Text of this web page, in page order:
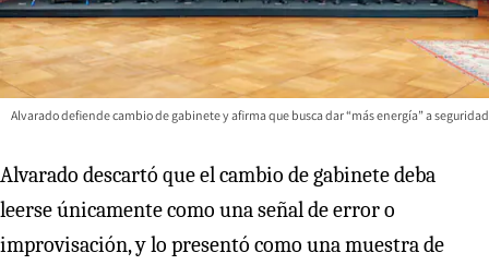
Alvarado defiende cambio de gabinete y afirma que busca dar “más energía” a seguridad
Alvarado descartó que el cambio de gabinete deba
leerse únicamente como una señal de error o
improvisación, y lo presentó como una muestra de